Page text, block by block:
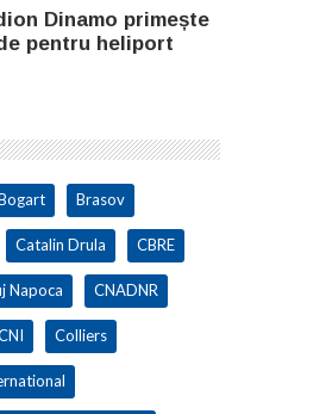
Dinamo primește
pentru heliport
Brasov
Catalin Drula CBRE
Napoca CNADNR
Colliers